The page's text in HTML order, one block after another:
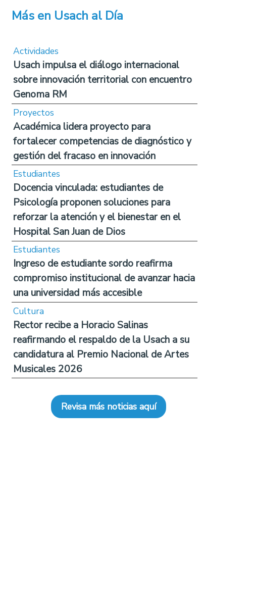
Más en Usach al Día
Actividades
Usach impulsa el diálogo internacional
sobre innovación territorial con encuentro
Genoma RM
Proyectos
Académica lidera proyecto para
fortalecer competencias de diagnóstico y
gestión del fracaso en innovación
Estudiantes
Docencia vinculada: estudiantes de
Psicología proponen soluciones para
reforzar la atención y el bienestar en el
Hospital San Juan de Dios
Estudiantes
Ingreso de estudiante sordo reafirma
compromiso institucional de avanzar hacia
una universidad más accesible
Cultura
Rector recibe a Horacio Salinas
reafirmando el respaldo de la Usach a su
candidatura al Premio Nacional de Artes
Musicales 2026
Revisa más noticias aquí